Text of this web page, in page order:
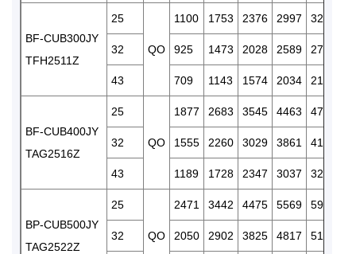
BF-CUB300JY
TFH2511Z
25
QO
1100 1753 2376 2997 3207
32 925 1473 2028 2589 2781
43 709 1143 1574 2034 2194
BF-CUB400JY
TAG2516Z
25
QO
1877 2683 3545 4463 4788
32 1555 2260 3029 3861 4158
43 1189 1728 2347 3037 3287
BP-CUB500JY
TAG2522Z
25
QO
2471 3442 4475 5569 5954
32 2050 2902 3825 4817 5171